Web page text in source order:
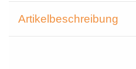
Artikelbeschreibung